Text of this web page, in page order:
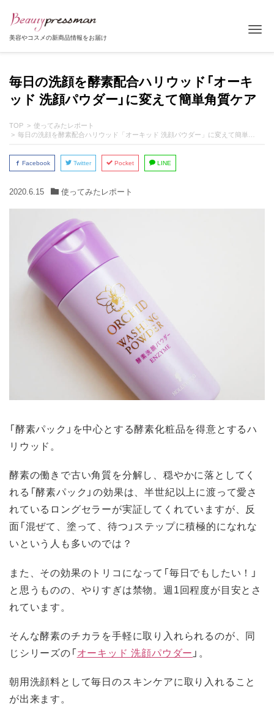
美容やコスメの新商品情報をお届け
毎日の洗顔を酵素配合ハリウッド「オーキ
ッド 洗顔パウダー」に変えて簡単角質ケア
TOP
使ってみたレポート
毎日の洗顔を酵素配合ハリウッド「オーキッド 洗顔パウダー」に変えて簡単角質ケア
Facebook Twitter Pocket LINE
2020.6.15 使ってみたレポート
「酵素パック」を中心とする酵素化粧品を得意とするハ
リウッド。
酵素の働きで古い角質を分解し、穏やかに落としてく
れる「酵素パック」の効果は、半世紀以上に渡って愛さ
れているロングセラーが実証してくれていますが、反
面「混ぜて、塗って、待つ」ステップに積極的になれな
いという人も多いのでは？
また、その効果のトリコになって「毎日でもしたい！」
と思うものの、やりすぎは禁物。週1回程度が目安とさ
れています。
そんな酵素のチカラを手軽に取り入れられるのが、同
じシリーズの「オーキッド 洗顔パウダー 」。
朝用洗顔料として毎日のスキンケアに取り入れること
が出来ます。